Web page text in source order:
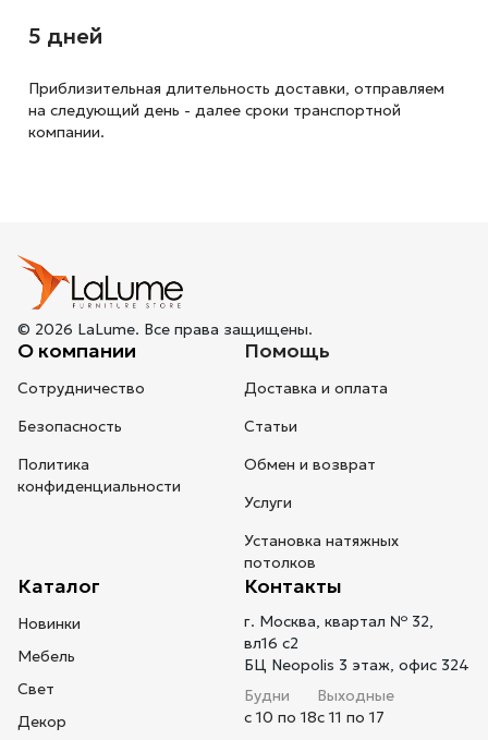
5 дней
Приблизительная длительность доставки, отправляем
на следующий день - далее сроки транспортной
компании.
© 2026 LaLume. Все права защищены.
О компании
Сотрудничество
Безопасность
Политика
конфиденциальности
Помощь
Доставка и оплата
Статьи
Обмен и возврат
Услуги
Установка натяжных
потолков
Каталог
Новинки
Мебель
Свет
Декор
Контакты
г. Москва, квартал № 32,
вл16 с2
БЦ Neopolis 3 этаж, офис 324
Будни
с 10 по 18
Выходные
с 11 по 17